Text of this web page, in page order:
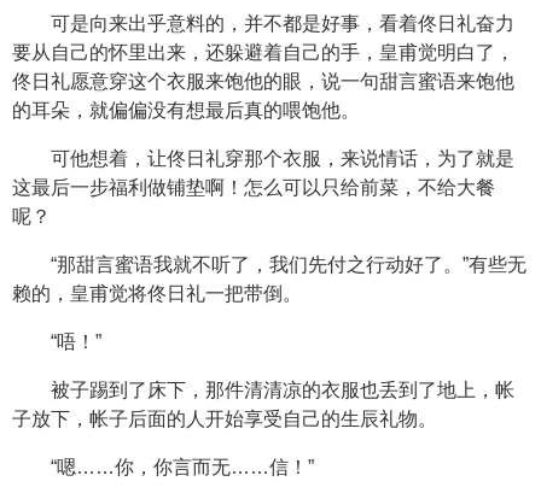
可是向来出乎意料的，并不都是好事，看着佟日礼奋力
要从自己的怀里出来，还躲避着自己的手，皇甫觉明白了，
佟日礼愿意穿这个衣服来饱他的眼，说一句甜言蜜语来饱他
的耳朵，就偏偏没有想最后真的喂饱他。
可他想着，让佟日礼穿那个衣服，来说情话，为了就是
这最后一步福利做铺垫啊！怎么可以只给前菜，不给大餐
呢？
“那甜言蜜语我就不听了，我们先付之行动好了。”有些无
赖的，皇甫觉将佟日礼一把带倒。
“唔！”
被子踢到了床下，那件清清凉的衣服也丢到了地上，帐
子放下，帐子后面的人开始享受自己的生辰礼物。
“嗯……你，你言而无……信！”